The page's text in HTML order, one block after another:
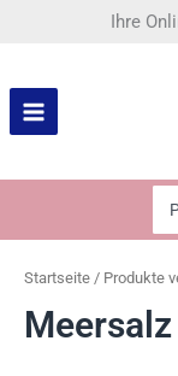
Ihre
for:
Startseite / Produkte
Meersalz